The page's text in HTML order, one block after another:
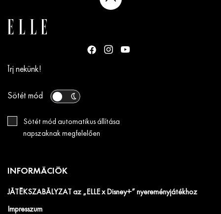
Írj nekünk!
Sötét mód
Sötét mód automatikus állítása
napszaknak megfelelően
INFORMÁCIÓK
JÁTÉKSZABÁLYZAT az „ELLE x Disney+” nyereményjátékhoz
Impresszum